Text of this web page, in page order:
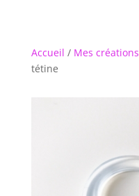
Accueil / Mes créations
tétine